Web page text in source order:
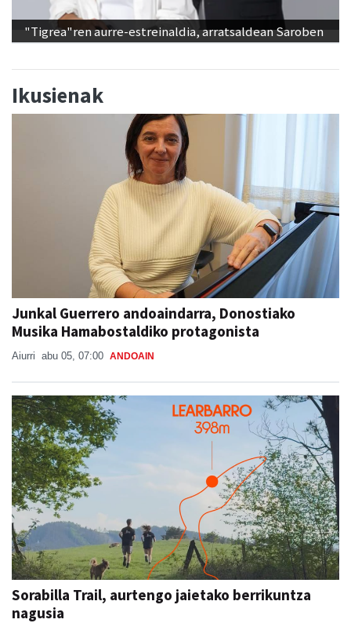
"Tigrea"ren aurre-estreinaldia, arratsaldean Saroben
Ikusienak
Junkal Guerrero andoaindarra, Donostiako
Musika Hamabostaldiko protagonista
Aiurri abu 05, 07:00 ANDOAIN
Sorabilla Trail, aurtengo jaietako berrikuntza
nagusia